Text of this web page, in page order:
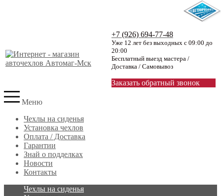
+7 (926) 694-77-48
Уже 12 лет без выходных с 09:00 до
20:00
Бесплатный выезд мастера /
Доставка / Самовывоз
Заказать обратный звонок
Меню
Чехлы на сиденья
Установка чехлов
Оплата / Доставка
Гарантии
Знай о подделках
Новости
Контакты
Чехлы на сиденья